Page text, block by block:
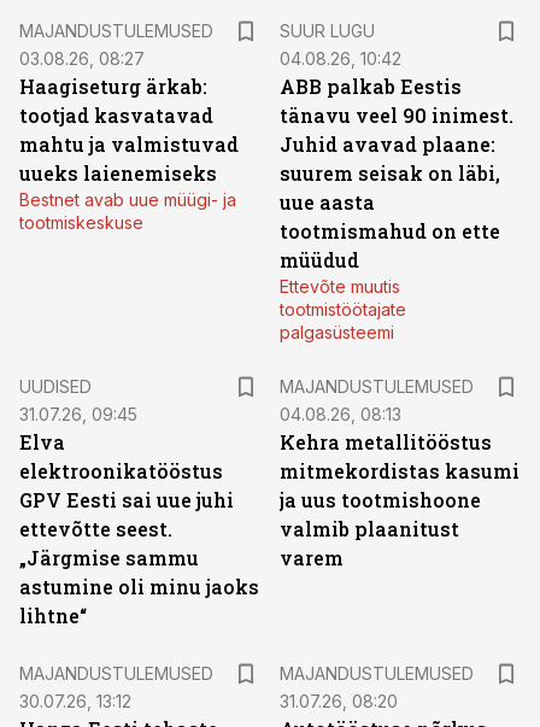
MAJANDUSTULEMUSED
03.08.26, 08:27
Haagiseturg ärkab:
tootjad kasvatavad
mahtu ja valmistuvad
uueks laienemiseks
Bestnet avab uue müügi- ja
tootmiskeskuse
SUUR LUGU
04.08.26, 10:42
ABB palkab Eestis
tänavu veel 90 inimest.
Juhid avavad plaane:
suurem seisak on läbi,
uue aasta
tootmismahud on ette
müüdud
Ettevõte muutis
tootmistöötajate
palgasüsteemi
UUDISED
31.07.26, 09:45
Elva
elektroonikatööstus
GPV Eesti sai uue juhi
ettevõtte seest.
„Järgmise sammu
astumine oli minu jaoks
lihtne“
MAJANDUSTULEMUSED
04.08.26, 08:13
Kehra metallitööstus
mitmekordistas kasumi
ja uus tootmishoone
valmib plaanitust
varem
MAJANDUSTULEMUSED
30.07.26, 13:12
MAJANDUSTULEMUSED
31.07.26, 08:20